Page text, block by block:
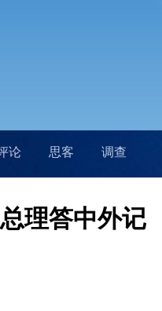
论 思客 调查
理答中外记